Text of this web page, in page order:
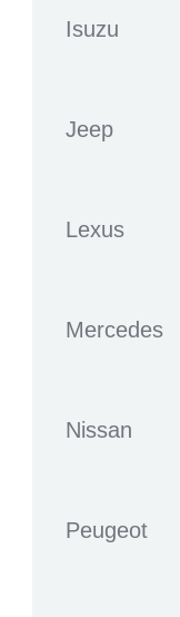
Isuzu
Jeep
Lexus
Mercedes
Nissan
Peugeot